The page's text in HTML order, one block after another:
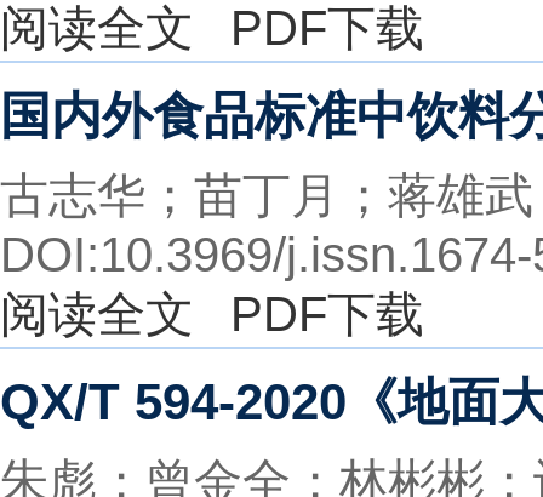
阅读全文
PDF下载
国内外食品标准中饮料
古志华；苗丁月；蒋雄
DOI:10.3969/
阅读全文
PDF下载
QX/T 594-2020《地面
朱彪；曾金全；林彬彬